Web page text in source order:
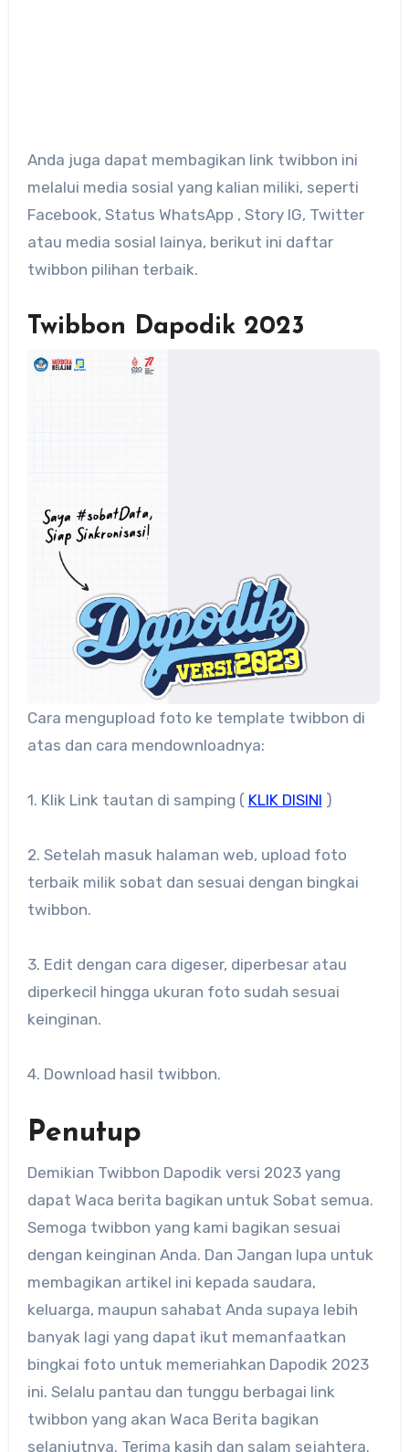
Anda juga dapat membagikan link twibbon ini
melalui media sosial yang kalian miliki, seperti
Facebook, Status WhatsApp , Story IG, Twitter
atau media sosial lainya, berikut ini daftar
twibbon pilihan terbaik.
Twibbon Dapodik 2023
Cara mengupload foto ke template twibbon di
atas dan cara mendownloadnya:
1. Klik Link tautan di samping ( KLIK DISINI )
2. Setelah masuk halaman web, upload foto
terbaik milik sobat dan sesuai dengan bingkai
twibbon.
3. Edit dengan cara digeser, diperbesar atau
diperkecil hingga ukuran foto sudah sesuai
keinginan.
4. Download hasil twibbon.
Penutup
Demikian Twibbon Dapodik versi 2023 yang
dapat Waca berita bagikan untuk Sobat semua.
Semoga twibbon yang kami bagikan sesuai
dengan keinginan Anda. Dan Jangan lupa untuk
membagikan artikel ini kepada saudara,
keluarga, maupun sahabat Anda supaya lebih
banyak lagi yang dapat ikut memanfaatkan
bingkai foto untuk memeriahkan Dapodik 2023
ini. Selalu pantau dan tunggu berbagai link
twibbon yang akan Waca Berita bagikan
selanjutnya. Terima kasih dan salam sejahtera.